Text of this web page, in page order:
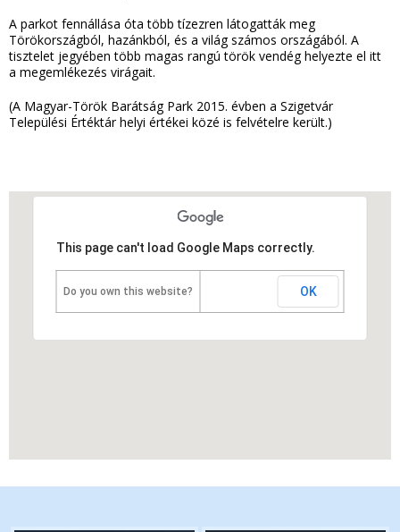
A parkot fennállása óta több tízezren látogatták meg
Törökországból, hazánkból, és a világ számos országából. A
tisztelet jegyében több magas rangú török vendég helyezte el itt
a megemlékezés virágait.
(A Magyar-Török Barátság Park 2015. évben a Szigetvár
Települési Értéktár helyi értékei közé is felvételre került.)
This page can't load Google Maps correctly.
Do you own this website? OK